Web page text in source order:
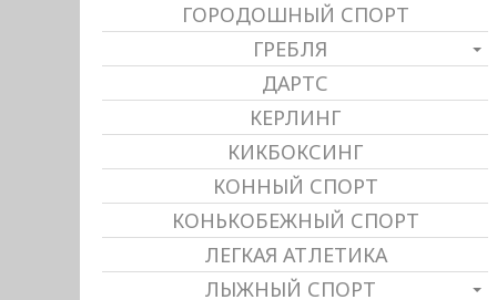
ГОРОДОШНЫЙ СПОРТ
ГРЕБЛЯ
ДАРТС
КЕРЛИНГ
КИКБОКСИНГ
КОННЫЙ СПОРТ
КОНЬКОБЕЖНЫЙ СПОРТ
ЛЕГКАЯ АТЛЕТИКА
ЛЫЖНЫЙ СПОРТ